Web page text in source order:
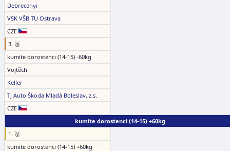
Debrecenyi
VSK VŠB TU Ostrava
CZE
3. 🥉
kumite dorostenci (14-15) -60kg
Vojtěch
Keller
TJ Auto Škoda Mladá Boleslav, z.s.
CZE
kumite dorostenci (14-15) +60kg
1. 🥇
kumite dorostenci (14-15) +60kg